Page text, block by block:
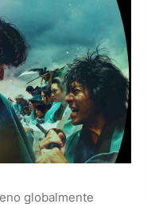
globalmente